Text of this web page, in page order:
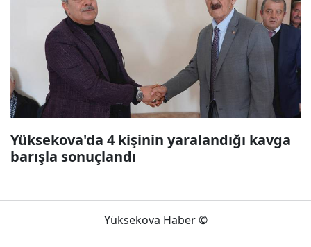
Yüksekova'da 4 kişinin yaralandığı kavga
barışla sonuçlandı
Yüksekova Haber ©